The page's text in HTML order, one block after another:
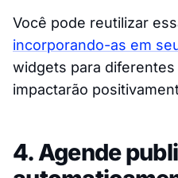
Você pode reutilizar
incorporando-as em
widgets para
impactarão
4. Agende